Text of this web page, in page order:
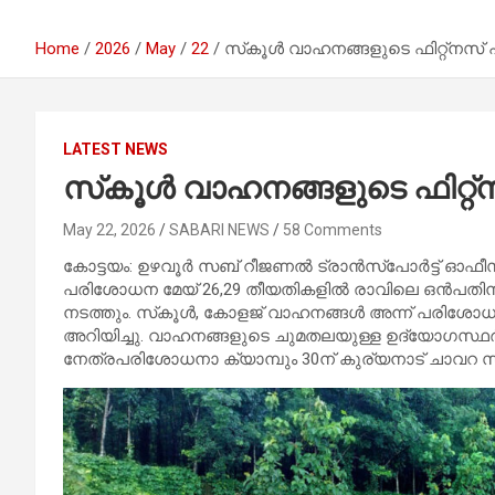
Home 2026 May 22 സ്‌കൂൾ വാഹനങ്ങളുടെ ഫിറ്റ്നസ്
LATEST NEWS
സ്‌കൂൾ വാഹനങ്ങളുടെ
May 22, 2026 SABARI NEWS 58 Comments
കോട്ടയം: ഉഴവൂർ സബ് റീജണൽ ട്രാൻസ്പോർട്ട്
പരിശോധന മേയ് 26,29 തീയതികളിൽ രാവിലെ
നടത്തും. സ്‌കൂൾ, കോളജ് വാഹനങ്ങൾ അന്ന്
അറിയിച്ചു. വാഹനങ്ങളുടെ ചുമതലയുള്ള
നേത്രപരിശോധനാ ക്യാമ്പും 30ന് കുര്യനാട്